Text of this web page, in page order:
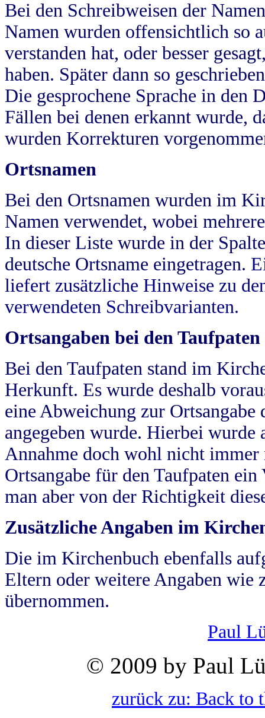
Bei den Schreibweisen der
Namen wurden offensichtlich so
verstanden hat, oder besser
haben. Später dann so
Die gesprochene Sprache in
Fällen bei denen erkannt wurde,
wurden Korrekturen
Ortsnamen
Bei den Ortsnamen wurden im
Namen verwendet, wobei
In dieser Liste wurde in der
deutsche Ortsname eingetragen.
liefert zusätzliche Hinweise zu
verwendeten Schreibvarianten.
Ortsangaben bei den Taufpaten
Bei den Taufpaten stand im
Herkunft. Es wurde deshalb
eine Abweichung zur
angegeben wurde. Hierbei wurde
Annahme doch wohl nicht
Ortsangabe für den Taufpaten
man aber von der Richtigkeit
Zusätzliche Angaben im
Die im Kirchenbuch ebenfalls
Eltern oder weitere Angaben wie
übernommen.
Paul
© 2009 by Paul
zurück zu: Back to